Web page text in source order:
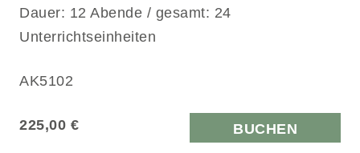
Dauer: 12 Abende / gesamt: 24
Unterrichtseinheiten
AK5102
225,00 € BUCHEN